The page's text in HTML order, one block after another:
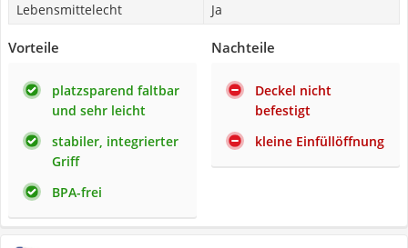
Lebensmittelecht
Ja
Vorteile
platzsparend faltbar
und sehr leicht
stabiler, integrierter
Griff
BPA-frei
Nachteile
Deckel nicht
befestigt
kleine Einfüllöffnung